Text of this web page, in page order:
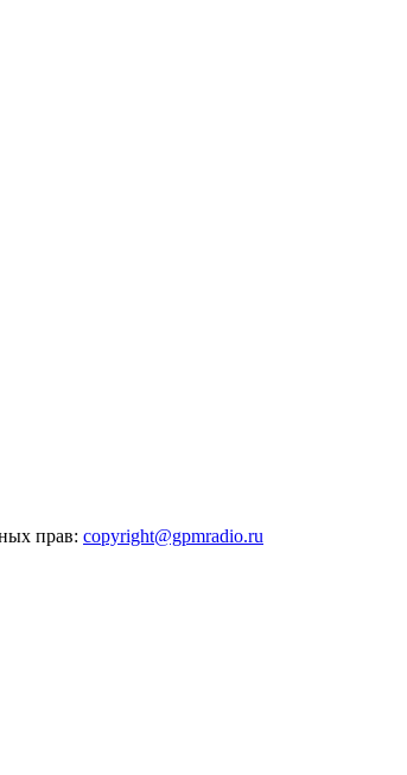
прав: copyright@gpmradio.ru